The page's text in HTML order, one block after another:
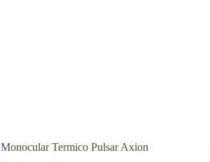
Monocular Termico Pulsar Axion